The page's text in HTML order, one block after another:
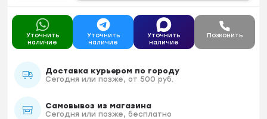
Уточнить
наличие
Уточнить
наличие
Уточнить
наличие
Позвонить
Доставка курьером по городу
Сегодня или позже, от 500 руб.
Самовывоз из магазина
Сегодня или позже, бесплатно